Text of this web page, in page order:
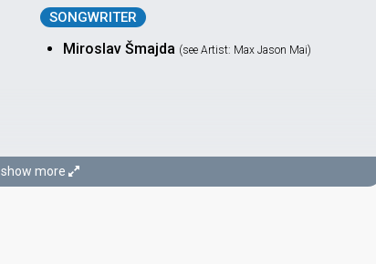
SONGWRITER
Miroslav Šmajda (see Artist: Max Jason Mai)
show more